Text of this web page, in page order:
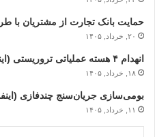
حمایت بانک تجارت از مشتریان با
۲۰, خرداد, ۱۴۰۵
انهدام ۴ هسته عملیاتی تروریستی (اینفوگرافیک)
۱۸, خرداد, ۱۴۰۵
بومی‌سازی جریان‌سنج چندفازی
۱۱, خرداد, ۱۴۰۵